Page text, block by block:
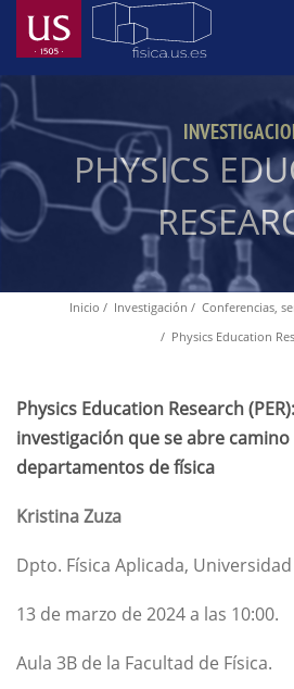
Pasar
contenido
principal
Menú
Principal
PHYSICS
Inicio Investigación
Conferencias,
Physics Education
Physics Education Research
investigación que se abre camino
departamentos de física
Kristina Zuza
Dpto. Física Aplicada,
13 de marzo de 2024 a las 10:00.
Aula 3B de la Facultad de Física.